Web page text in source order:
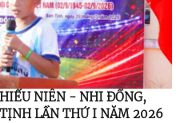
NIÊN - NHI ĐỒNG,
LẦN THỨ I NĂM 2026